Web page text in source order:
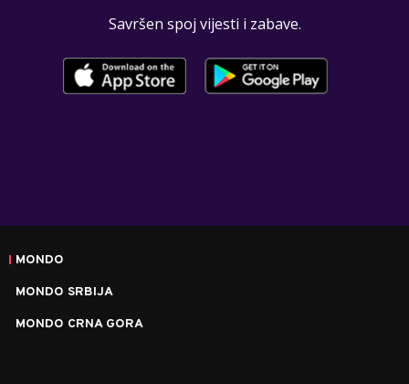
Savršen spoj vijesti i zabave.
MONDO
MONDO SRBIJA
MONDO CRNA GORA